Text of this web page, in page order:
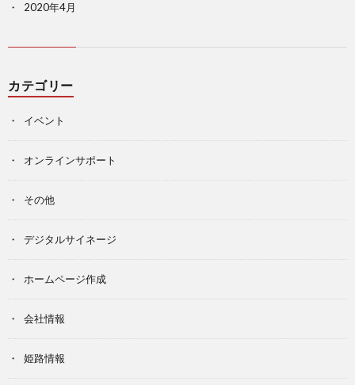
2020年4月
カテゴリー
イベント
オンラインサポート
その他
デジタルサイネージ
ホームページ作成
会社情報
姫路情報